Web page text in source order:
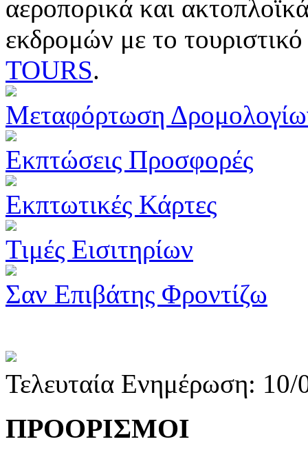
αεροπορικά και
εκδρομών με το
TOURS.
Μεταφόρτωση
Εκπτώσεις Προσφορές
Εκπτωτικές Κάρτες
Τιμές Εισιτηρίων
Σαν Επιβάτης Φροντίζω
Τελευταία Ενημέρωση:
ΠΡΟΟΡΙΣΜΟΙ